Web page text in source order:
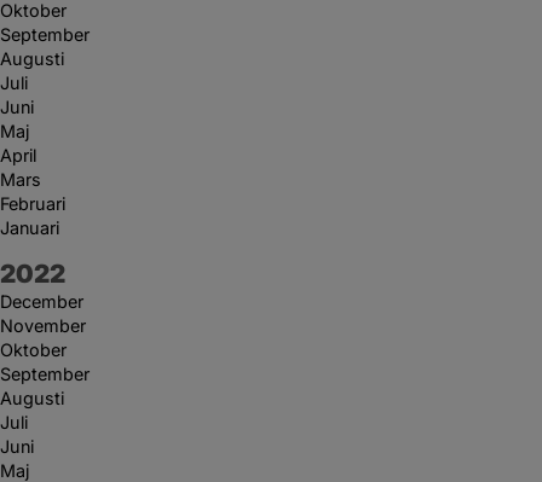
Oktober
September
Augusti
Juli
Juni
Maj
April
Mars
Februari
Januari
År:
2022
December
November
Oktober
September
Augusti
Juli
Juni
Maj